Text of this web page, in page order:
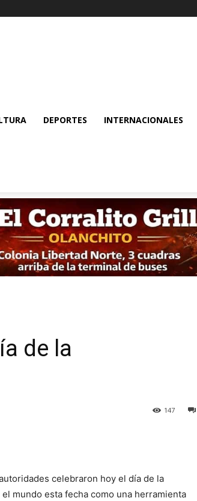
DEPORTES INTERNACIONALES
de la
147
celebraron hoy el día de la
mundo esta fecha como una herramienta